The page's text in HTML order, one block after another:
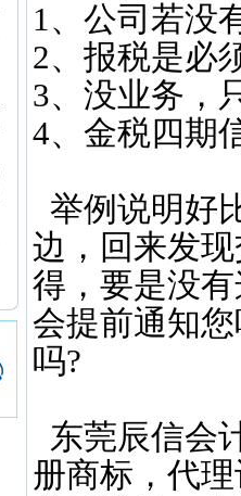
1、公司若没
2、报税是必
3、没业务，
4、金税四期
举例说明好
边，回来发
得，要是没
会提前通知
吗?
东莞辰信会
册商标，代